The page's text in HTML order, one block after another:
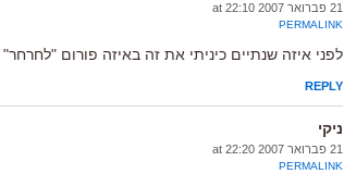
21 פברואר 2007 at 22:10
PERMALINK
לפני איזה שנתיים כיניתי את זה באיזה פורום
REPLY
ניקי
21 פברואר 2007 at 22:20
PERMALINK